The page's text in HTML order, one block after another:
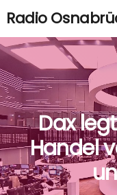
Radio
Dax
Handel